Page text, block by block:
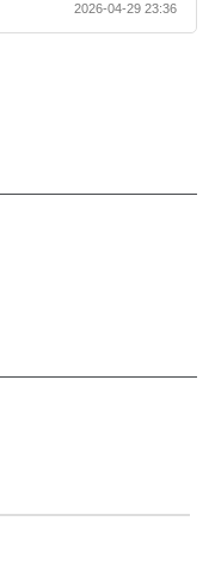
2026-04-29 23:36